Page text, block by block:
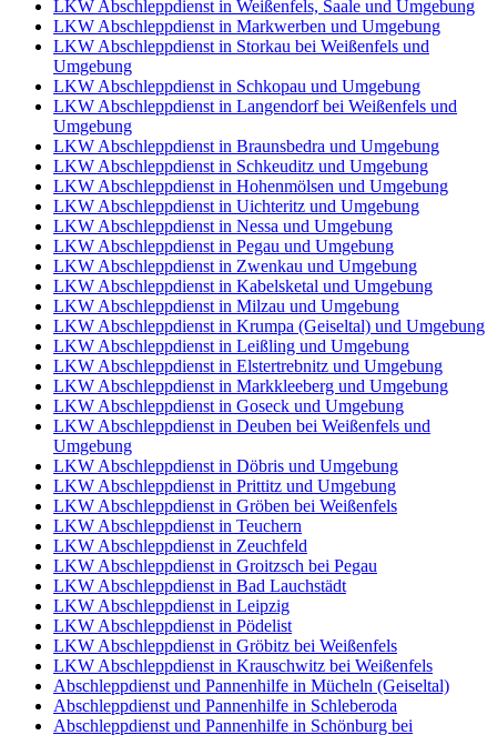
LKW Abschleppdienst in Weißenfels, Saale und Umgebung
LKW Abschleppdienst in Markwerben und Umgebung
LKW Abschleppdienst in Storkau bei Weißenfels und
Umgebung
LKW Abschleppdienst in Schkopau und Umgebung
LKW Abschleppdienst in Langendorf bei Weißenfels und
Umgebung
LKW Abschleppdienst in Braunsbedra und Umgebung
LKW Abschleppdienst in Schkeuditz und Umgebung
LKW Abschleppdienst in Hohenmölsen und Umgebung
LKW Abschleppdienst in Uichteritz und Umgebung
LKW Abschleppdienst in Nessa und Umgebung
LKW Abschleppdienst in Pegau und Umgebung
LKW Abschleppdienst in Zwenkau und Umgebung
LKW Abschleppdienst in Kabelsketal und Umgebung
LKW Abschleppdienst in Milzau und Umgebung
LKW Abschleppdienst in Krumpa (Geiseltal) und Umgebung
LKW Abschleppdienst in Leißling und Umgebung
LKW Abschleppdienst in Elstertrebnitz und Umgebung
LKW Abschleppdienst in Markkleeberg und Umgebung
LKW Abschleppdienst in Goseck und Umgebung
LKW Abschleppdienst in Deuben bei Weißenfels und
Umgebung
LKW Abschleppdienst in Döbris und Umgebung
LKW Abschleppdienst in Prittitz und Umgebung
LKW Abschleppdienst in Gröben bei Weißenfels
LKW Abschleppdienst in Teuchern
LKW Abschleppdienst in Zeuchfeld
LKW Abschleppdienst in Groitzsch bei Pegau
LKW Abschleppdienst in Bad Lauchstädt
LKW Abschleppdienst in Leipzig
LKW Abschleppdienst in Pödelist
LKW Abschleppdienst in Gröbitz bei Weißenfels
LKW Abschleppdienst in Krauschwitz bei Weißenfels
Abschleppdienst und Pannenhilfe in Mücheln (Geiseltal)
Abschleppdienst und Pannenhilfe in Schleberoda
Abschleppdienst und Pannenhilfe in Schönburg bei